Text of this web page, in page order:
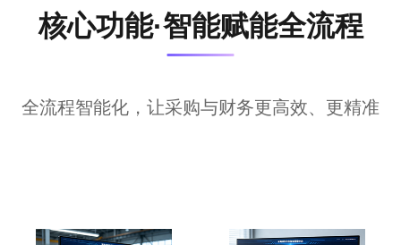
核心功能·智能赋能全流程
全流程智能化，让采购与财务更高效、更精准